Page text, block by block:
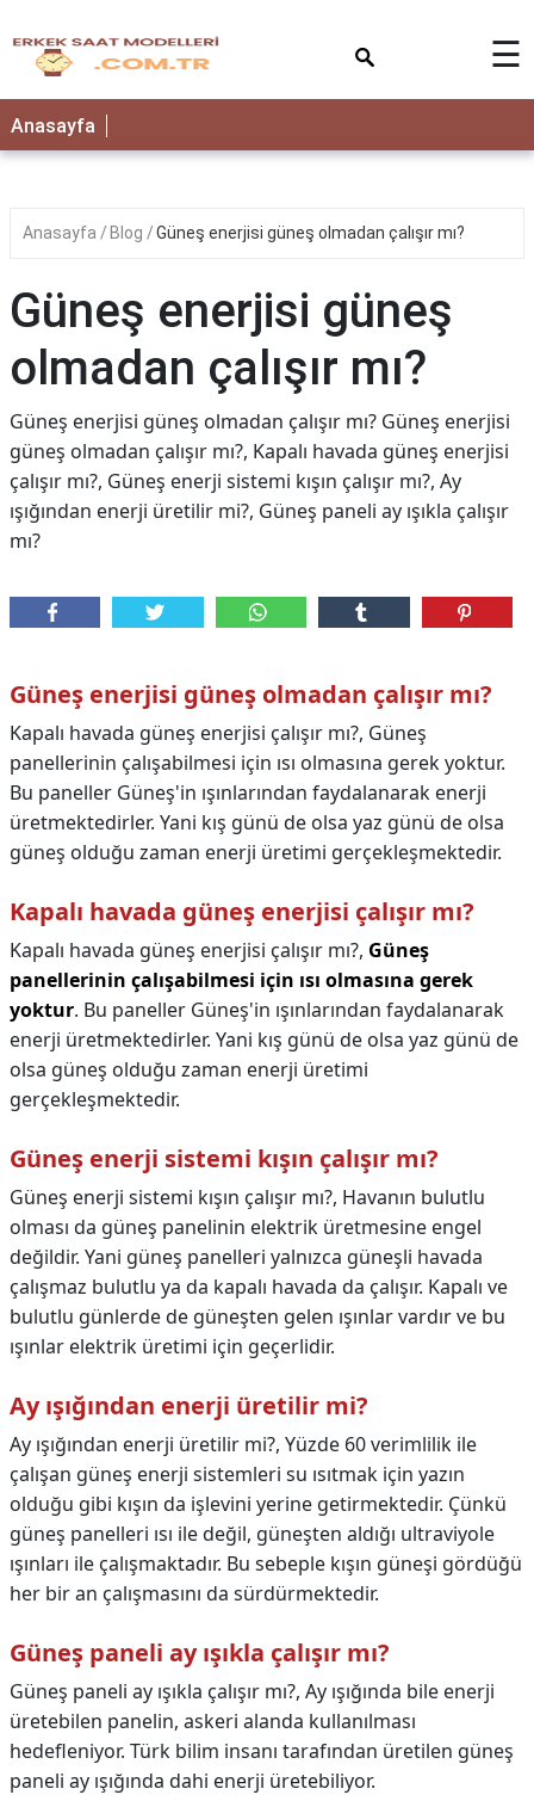
☰
Anasayfa
Anasayfa Blog Güneş enerjisi güneş olmadan çalışır mı?
Güneş enerjisi güneş
olmadan çalışır mı?
Güneş enerjisi güneş olmadan çalışır mı? Güneş enerjisi
güneş olmadan çalışır mı?, Kapalı havada güneş enerjisi
çalışır mı?, Güneş enerji sistemi kışın çalışır mı?, Ay
ışığından enerji üretilir mi?, Güneş paneli ay ışıkla çalışır
mı?
Güneş enerjisi güneş olmadan çalışır mı?
Kapalı havada güneş enerjisi çalışır mı?, Güneş
panellerinin çalışabilmesi için ısı olmasına gerek yoktur.
Bu paneller Güneş'in ışınlarından faydalanarak enerji
üretmektedirler. Yani kış günü de olsa yaz günü de olsa
güneş olduğu zaman enerji üretimi gerçekleşmektedir.
Kapalı havada güneş enerjisi çalışır mı?
Kapalı havada güneş enerjisi çalışır mı?, Güneş
panellerinin çalışabilmesi için ısı olmasına gerek
yoktur. Bu paneller Güneş'in ışınlarından faydalanarak
enerji üretmektedirler. Yani kış günü de olsa yaz günü de
olsa güneş olduğu zaman enerji üretimi
gerçekleşmektedir.
Güneş enerji sistemi kışın çalışır mı?
Güneş enerji sistemi kışın çalışır mı?, Havanın bulutlu
olması da güneş panelinin elektrik üretmesine engel
değildir. Yani güneş panelleri yalnızca güneşli havada
çalışmaz bulutlu ya da kapalı havada da çalışır. Kapalı ve
bulutlu günlerde de güneşten gelen ışınlar vardır ve bu
ışınlar elektrik üretimi için geçerlidir.
Ay ışığından enerji üretilir mi?
Ay ışığından enerji üretilir mi?, Yüzde 60 verimlilik ile
çalışan güneş enerji sistemleri su ısıtmak için yazın
olduğu gibi kışın da işlevini yerine getirmektedir. Çünkü
güneş panelleri ısı ile değil, güneşten aldığı ultraviyole
ışınları ile çalışmaktadır. Bu sebeple kışın güneşi gördüğü
her bir an çalışmasını da sürdürmektedir.
Güneş paneli ay ışıkla çalışır mı?
Güneş paneli ay ışıkla çalışır mı?, Ay ışığında bile enerji
üretebilen panelin, askeri alanda kullanılması
hedefleniyor. Türk bilim insanı tarafından üretilen güneş
paneli ay ışığında dahi enerji üretebiliyor.